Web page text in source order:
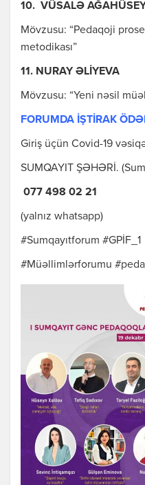
10. VÜSALƏ
Mövzusu: “Pedaqoji
metodikası”
11. NURAY ƏLİYEVA
Mövzusu: “Yeni nəsil
FORUMDA İŞTİRAK
Giriş üçün Covid-19
SUMQAYIT ŞƏHƏRİ.
077 498 02 21
(yalnız whatsapp)
#Sumqayıtforum #GPİF_1
#Müəllimlərforumu